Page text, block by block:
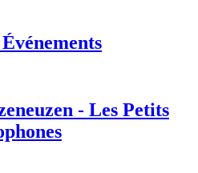
- Les Petits